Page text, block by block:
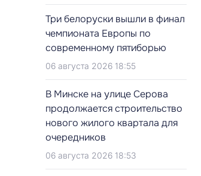
Три белоруски вышли в финал
чемпионата Европы по
современному пятиборью
06 августа 2026 18:55
В Минске на улице Серова
продолжается строительство
нового жилого квартала для
очередников
06 августа 2026 18:53